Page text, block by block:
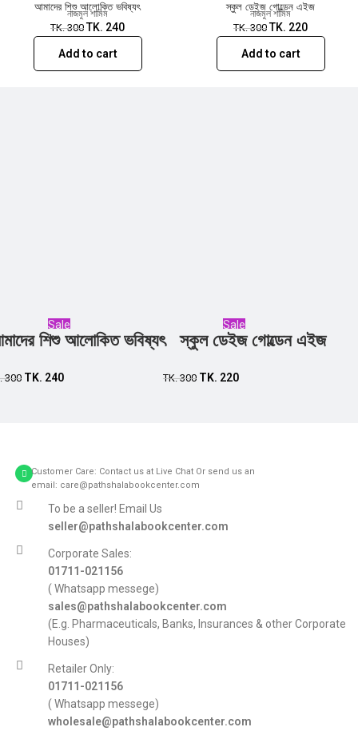
আমাদের শিশু আলোকিত ভবিষ্যৎ
নাজমুল শামিম
TK.300 TK. 240
Add to cart
স্কুল ডেইজ গোল্ডেন এইজ
নাজমুল শামিম
TK.300 TK. 220
Add to cart
Sale
শিশু আলোকিত ভবিষ্যৎ
300 TK. 240
Sale
স্কুল ডেইজ গোল্ডেন এইজ
TK.300 TK. 220
Customer Care: Contact us at Live Chat Or send us an
email: care@pathshalabookcenter.com
To be a seller! Email Us
seller@pathshalabookcenter.com
Corporate Sales:
01711-021156
( Whatsapp messege)
sales@pathshalabookcenter.com
(E.g. Pharmaceuticals, Banks, Insurances & other Corporate
Houses)
Retailer Only:
01711-021156
( Whatsapp messege)
wholesale@pathshalabookcenter.com